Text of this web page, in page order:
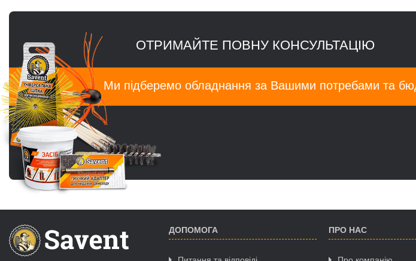
ОТРИМАЙТЕ ПОВНУ КОНСУЛЬТАЦІЮ
Ми підберемо обладнання за Вашими потребами та
ДОПОМОГА ПРО НАС